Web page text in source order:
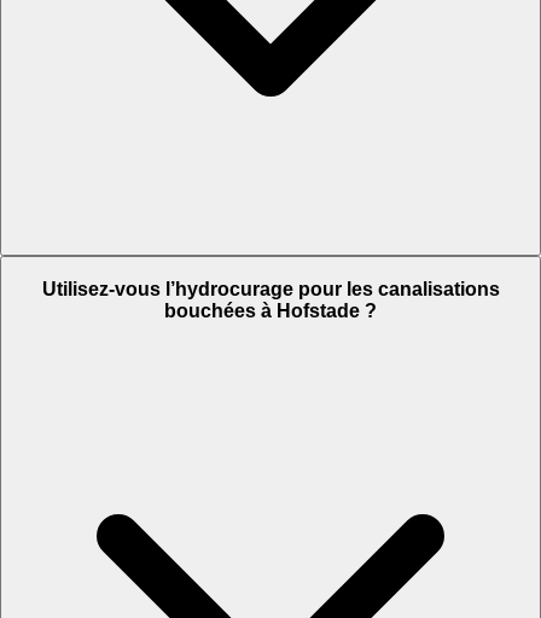
Utilisez-vous l’hydrocurage pour les canalisations
bouchées à Hofstade ?